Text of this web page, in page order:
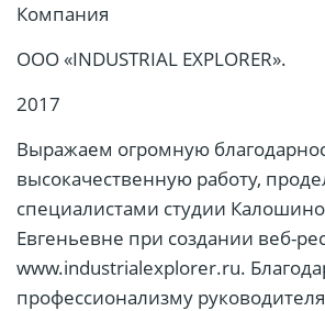
Компания
ООО «INDUSTRIAL EXPLORER».
2017
Выражаем огромную
высокачественную работу,
специалистами студии
Евгеньевне при создании веб-
www.industrialexplorer.ru.
профессионализму